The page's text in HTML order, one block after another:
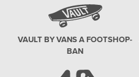
VAULT BY VANS A FOOTSHOP-
BAN